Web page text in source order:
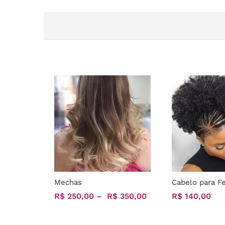
Mechas
R$ 250,00 – R$ 350,00
R$ 250,00 R$ 350,00
Cabelo para
R$ 140,00
R$ 140,00